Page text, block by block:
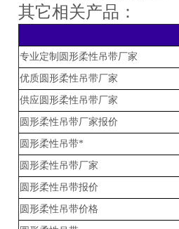
其它相关产品：
专业定制圆形柔性吊带厂家
优质圆形柔性吊带厂家
供应圆形柔性吊带厂家
圆形柔性吊带厂家报价
圆形柔性吊带*
圆形柔性吊带厂家
圆形柔性吊带报价
圆形柔性吊带价格